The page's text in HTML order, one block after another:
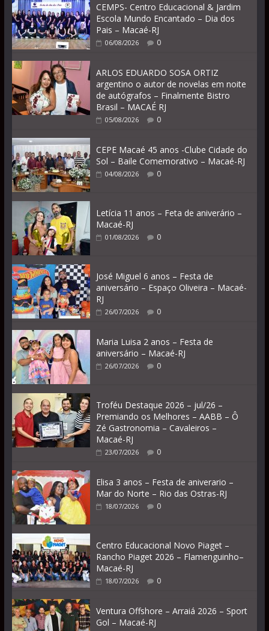
CEMPS- Centro Educacional & Jardim
Escola Mundo Encantado – Dia dos
Pais – Macaé-RJ
06/08/2026 0
ARLOS EDUARDO SOSA ORTIZ
argentino o autor de novelas em noite
de autógrafos – Finalmente Bistro
Brasil – MACAÉ RJ
05/08/2026 0
CEPE Macaé 45 anos -Clube Cidade do
Sol – Baile Comemorativo – Macaé-RJ
04/08/2026 0
Letícia 11 anos – Feta de aniverário –
Macaé-RJ
01/08/2026 0
José Miguel 6 anos – Festa de
aniversário – Espaço Oliveira – Macaé-
RJ
26/07/2026 0
Maria Luisa 2 anos – Festa de
aniversário – Macaé-RJ
26/07/2026 0
Troféu Destaque 2026 – jul/26 –
Premiando os Melhores – AABB – Ô
Zé Gastronomia – Cavaleiros –
Macaé-RJ
23/07/2026 0
Elisa 3 anos – Festa de aniverario –
Mar do Norte – Rio das Ostras-RJ
18/07/2026 0
Centro Educacional Novo Piaget –
Rancho Piaget 2026 – Flamenguinho–
Macaé-RJ
18/07/2026 0
Ventura Offshore – Arraiá 2026 – Sport
Gol – Macaé-RJ